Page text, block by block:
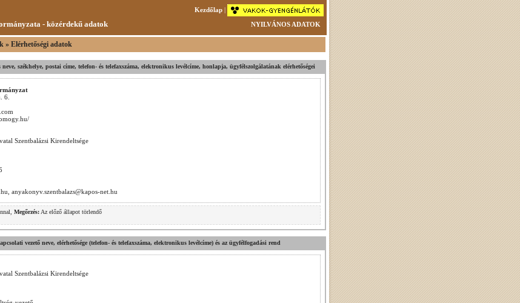
Kezdőlap |
- közérdekű adatok NYILVÁNOS ADATOK
» Elérhetőségi adatok
székhelye, postai címe, telefon- és telefaxszáma, elektronikus levélcíme, honlapja, ügyfélszolgálatának elérhetőségei
6.
Szentbalázsi Kirendeltsége
anyakonyv.szentbalazs@kapos-net.hu
Megőrzés: Az előző állapot törlendő
vezető neve, elérhetősége (telefon- és telefaxszáma, elektronikus levélcíme) és az ügyfélfogadási rend
Szentbalázsi Kirendeltsége